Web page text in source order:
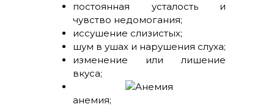
постоянная усталость и
чувство недомогания;
иссушение слизистых;
шум в ушах и нарушения слуха;
изменение или лишение
вкуса;
анемия;